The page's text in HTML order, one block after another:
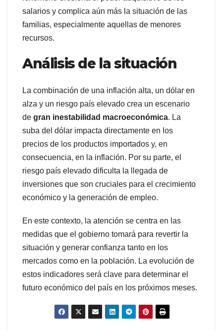
salarios y complica aún más la situación de las
familias, especialmente aquellas de menores
recursos.
Análisis de la situación
La combinación de una inflación alta, un dólar en
alza y un riesgo país elevado crea un escenario
de gran inestabilidad macroeconómica. La
suba del dólar impacta directamente en los
precios de los productos importados y, en
consecuencia, en la inflación. Por su parte, el
riesgo país elevado dificulta la llegada de
inversiones que son cruciales para el crecimiento
económico y la generación de empleo.
En este contexto, la atención se centra en las
medidas que el gobierno tomará para revertir la
situación y generar confianza tanto en los
mercados como en la población. La evolución de
estos indicadores será clave para determinar el
futuro económico del país en los próximos meses.